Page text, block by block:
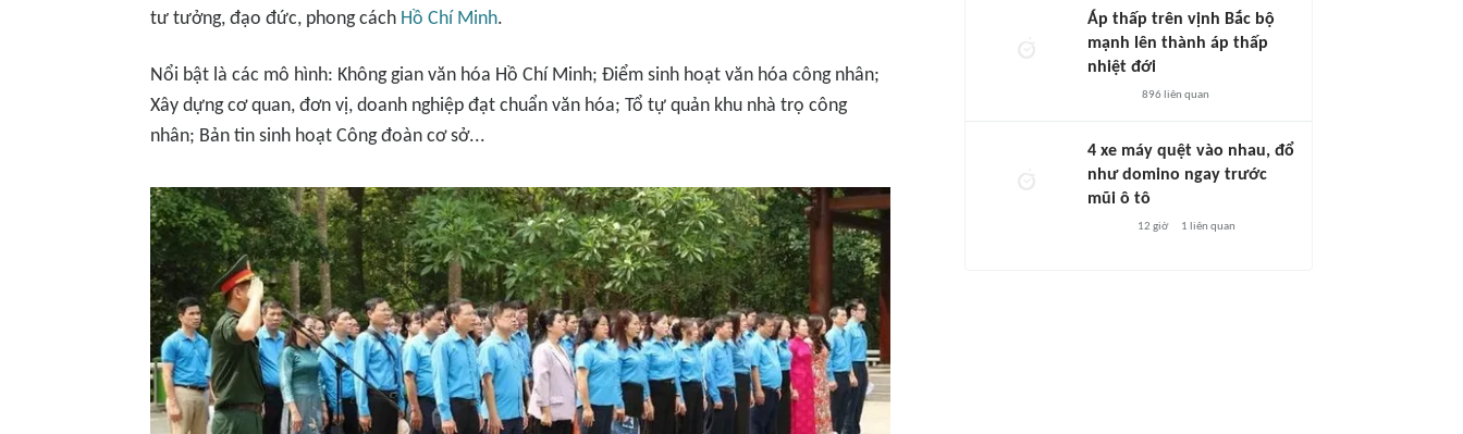
tư tưởng, đạo đức, phong cách Hồ Chí Minh.
Nổi bật là các mô hình: Không gian văn hóa Hồ Chí Minh; Điểm sinh hoạt văn hóa công nhân;
Xây dựng cơ quan, đơn vị, doanh nghiệp đạt chuẩn văn hóa; Tổ tự quản khu nhà trọ công
nhân; Bản tin sinh hoạt Công đoàn cơ sở...
Áp thấp trên vịnh Bắc bộ
mạnh lên thành áp thấp
nhiệt đới
896 liên quan
4 xe máy quệt vào nhau, đổ
như domino ngay trước
mũi ô tô
12 giờ 1 liên quan